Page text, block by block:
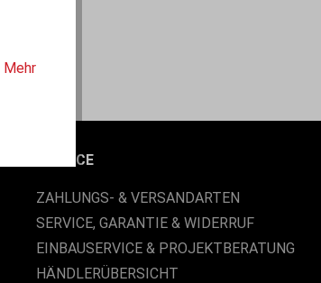
SERVICE
ZAHLUNGS- & VERSANDARTEN
SERVICE, GARANTIE & WIDERRUF
EINBAUSERVICE & PROJEKTBERATUNG
HÄNDLERÜBERSICHT
Mehr